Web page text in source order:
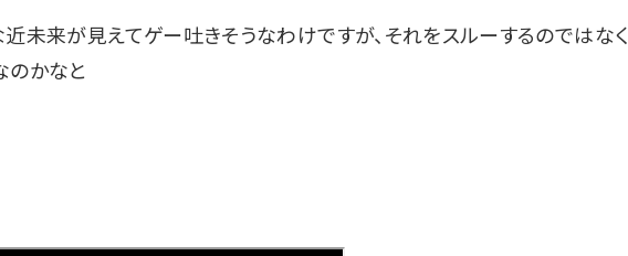
未来が見えてゲー吐きそうなわけですが、それをスルーするのではなく
のかなと